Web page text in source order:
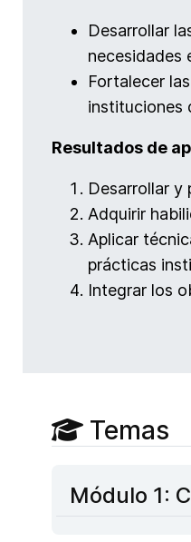
Desarrollar
necesidades
Fortalecer
instituciones
Resultados de
Desarrollar y
Adquirir
Aplicar
prácticas
Integrar los
Temas
Módulo 1: